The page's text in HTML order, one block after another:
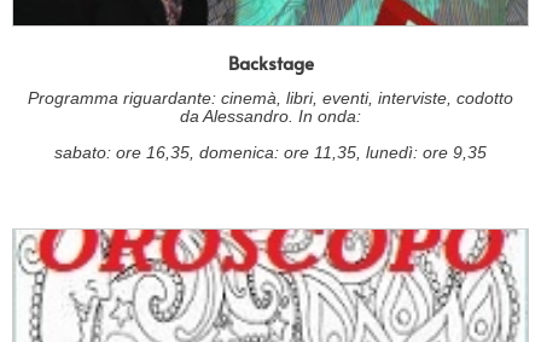
Backstage
Programma riguardante: cinemà, libri, eventi, interviste, codotto
da Alessandro. In onda:
sabato: ore 16,35, domenica: ore 11,35, lunedì: ore 9,35